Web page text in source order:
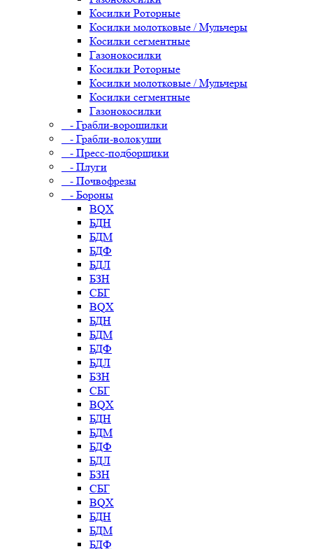
Косилки Роторные
Косилки молотковые / Мульчеры
Косилки сегментные
Газонокосилки
Косилки Роторные
Косилки молотковые / Мульчеры
Косилки сегментные
Газонокосилки
- Грабли-ворошилки
- Грабли-волокуши
- Пресс-подборщики
- Плуги
- Почвофрезы
- Бороны
BQX
БДН
БДМ
БДФ
БДЛ
БЗН
СБГ
BQX
БДН
БДМ
БДФ
БДЛ
БЗН
СБГ
BQX
БДН
БДМ
БДФ
БДЛ
БЗН
СБГ
BQX
БДН
БДМ
БДФ